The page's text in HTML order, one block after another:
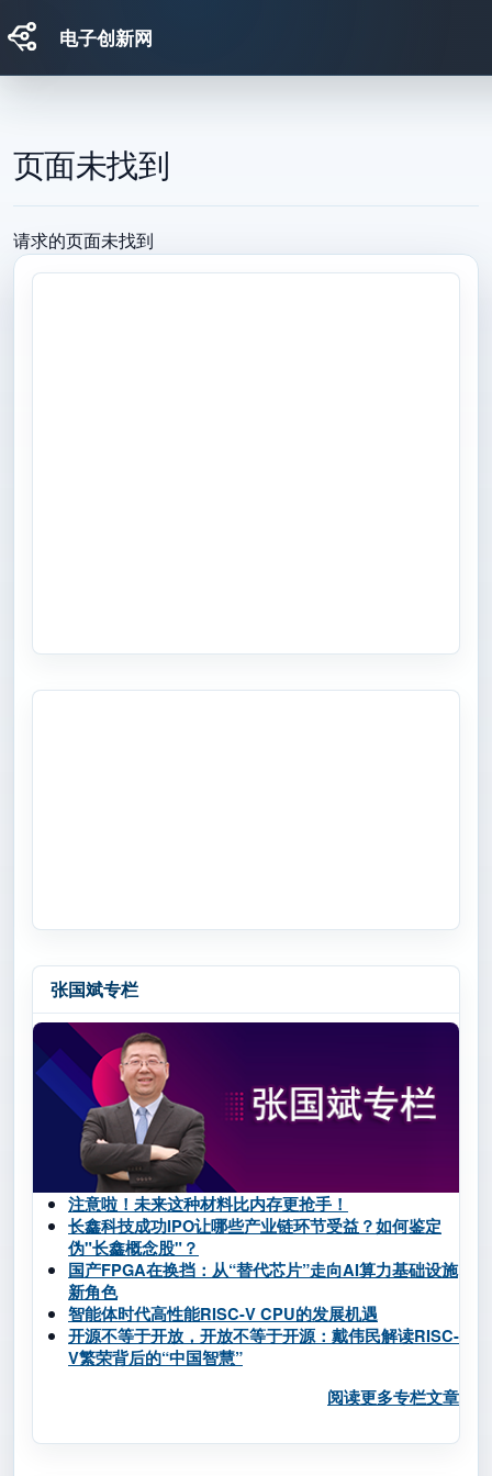
电子创新网
页面未找到
请求的页面未找到
张国斌专栏
注意啦！未来这种材料比内存更抢手！
长鑫科技成功IPO让哪些产业链环节受益？如何鉴定
伪"长鑫概念股"？
国产FPGA在换挡：从“替代芯片”走向AI算力基础设施
新角色
智能体时代高性能RISC-V CPU的发展机遇
开源不等于开放，开放不等于开源：戴伟民解读RISC-
V繁荣背后的“中国智慧”
阅读更多专栏文章